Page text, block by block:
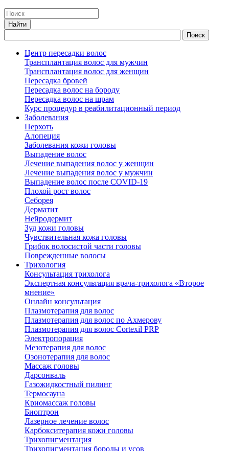
Центр пересадки волос
Трансплантация волос для мужчин
Трансплантация волос для женщин
Пересадка бровей
Пересадка волос на бороду
Пересадка волос на шрам
Курс процедур в реабилитационный период
Заболевания
Перхоть
Алопеция
Заболевания кожи головы
Выпадение волос
Лечение выпадения волос у женщин
Лечение выпадения волос у мужчин
Выпадение волос после COVID-19
Плохой рост волос
Cеборея
Дерматит
Нейродермит
Зуд кожи головы
Чувствительная кожа головы
Грибок волосистой части головы
Поврежденные волосы
Трихология
Консультация трихолога
Экспертная консультация врача-трихолога «Второе
мнение»
Онлайн консультация
Плазмотерапия для волос
Плазмотерапия для волос по Ахмерову
Плазмотерапия для волос Cortexil PRP
Электропорация
Мезотерапия для волос
Озонотерапия для волос
Массаж головы
Дарсонваль
Газожидкостный пилинг
Термосауна
Криомассаж головы
Биоптрон
Лазерное лечение волос
Карбокситерапия кожи головы
Трихопигментация
Трихопигментация бороды и усов